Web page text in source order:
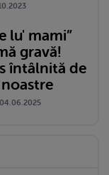
lu' mami”
gravă!
întâlnită de
04.06.2025